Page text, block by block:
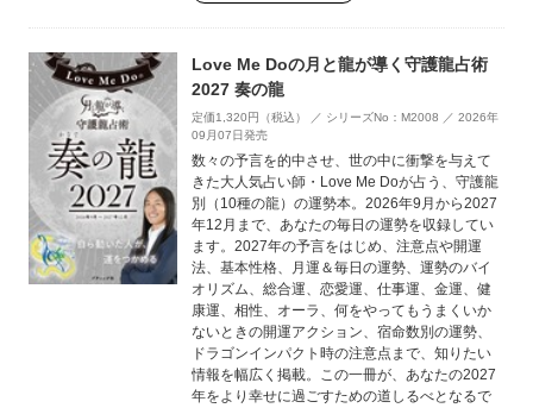
Love Me Doの月と龍が導く守護龍占術
2027 奏の龍
定価1,320円（税込） ／ シリーズNo：M2008 ／ 2026年
09月07日発売
数々の予言を的中させ、世の中に衝撃を与えて
きた大人気占い師・Love Me Doが占う、守護龍
別（10種の龍）の運勢本。2026年9月から2027
年12月まで、あなたの毎日の運勢を収録してい
ます。2027年の予言をはじめ、注意点や開運
法、基本性格、月運＆毎日の運勢、運勢のバイ
オリズム、総合運、恋愛運、仕事運、金運、健
康運、相性、オーラ、何をやってもうまくいか
ないときの開運アクション、宿命数別の運勢、
ドラゴンインパクト時の注意点まで、知りたい
情報を幅広く掲載。この一冊が、あなたの2027
年をより幸せに過ごすための道しるべとなるで